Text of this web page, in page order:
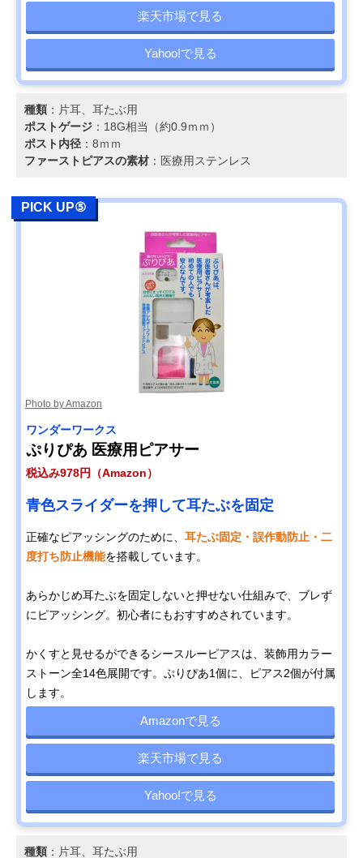
楽天市場で見る
Yahoo!で見る
種類 ：片耳、耳たぶ用
ポストゲージ ：18G相当（約0.9ｍｍ）
ポスト内径 ：8ｍｍ
ファーストピアスの素材 ：医療用ステンレス
PICK UP⑤
Photo by Amazon
ワンダーワークス
ぷりぴあ 医療用ピアサー
税込み978円（Amazon）
青色スライダーを押して耳たぶを固定
正確なピアッシングのために、 耳たぶ固定・誤作動防止・二
度打ち防止機能を搭載しています。
あらかじめ耳たぶを固定しないと押せない仕組みで、ブレず
にピアッシング。初心者にもおすすめされています。
かくすと見せるができるシースルーピアスは、装飾用カラー
ストーン全14色展開です。ぷりぴあ1個に、ピアス2個が付属
します。
Amazonで見る
楽天市場で見る
Yahoo!で見る
種類 ：片耳、耳たぶ用